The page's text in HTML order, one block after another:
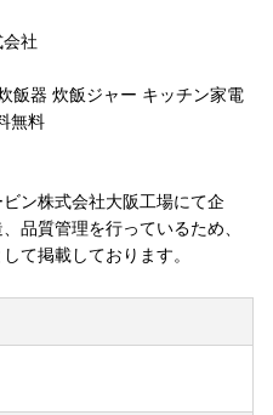
社
飯器 炊飯ジャー キッチン家電
無料
ン株式会社大阪工場にて企
品質管理を行っているため、
て掲載しております。